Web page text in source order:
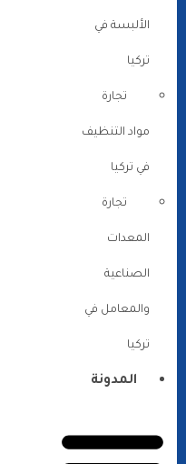
الألبسة في
تركيا
تجارة
مواد التنظيف
في تركيا
تجارة
المعدات
الصناعية
والمعامل في
تركيا
المدونة